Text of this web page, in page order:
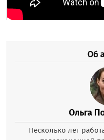
Об
Ольга
Несколько лет